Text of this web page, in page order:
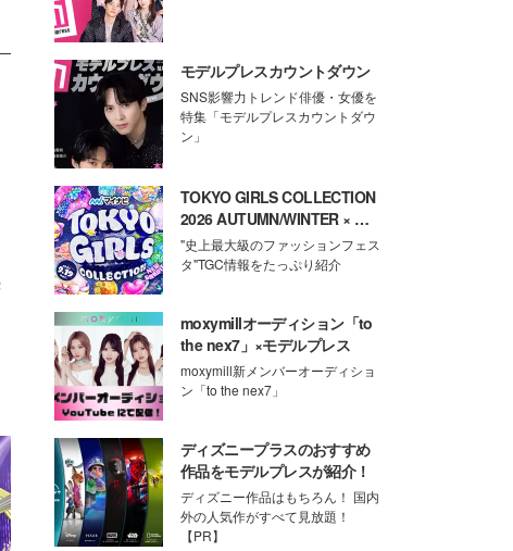
モデルプレスカウントダウン
SNS影響力トレンド俳優・女優を
特集「モデルプレスカウントダウ
ン」
TOKYO GIRLS COLLECTION
2026 AUTUMN/WINTER × モ
デルプレス
"史上最大級のファッションフェス
タ"TGC情報をたっぷり紹介
moxymillオーディション「to
the nex7」×モデルプレス
moxymill新メンバーオーディショ
ン「to the nex7」
ディズニープラスのおすすめ
作品をモデルプレスが紹介！
ディズニー作品はもちろん！ 国内
外の人気作がすべて見放題！
【PR】